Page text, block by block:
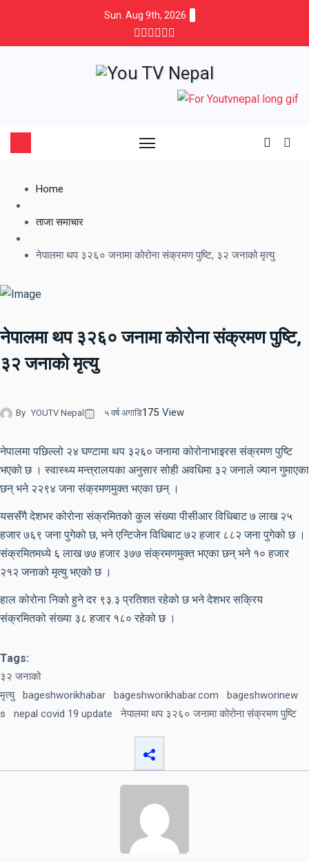
Sun. Aug 9th, 2026
Home
ताजा समाचार
नेपालमा थप ३२६० जनामा कोरोना संक्रमण पुष्टि, ३२ जनाको मृत्यु
नेपालमा थप ३२६० जनामा कोरोना संक्रमण पुष्टि,
३२ जनाको मृत्यु
By YOUTV Nepal ५ वर्ष अगाडि175 View
नेपालमा पछिल्लो २४ घण्टामा थप ३२६० जनामा कोरोनाभाइरस संक्रमण पुष्टि
भएको छ । स्वास्थ्य मन्त्रालयका अनुसार सोही अवधिमा ३२ जनाले ज्यान गुमाएका
छन् भने २२९४ जना संक्रमणमुक्त भएका छन् ।
यससँगै देशभर कोरोना संक्रमितको कुल संख्या पीसीआर विधिबाट ७ लाख २५
हजार ७६९ जना पुगेको छ, भने एन्टिजेन विधिबाट ७२ हजार ८८२ जना पुगेको छ ।
संक्रमितमध्ये ६ लाख ७७ हजार ३७७ संक्रमणमुक्त भएका छन् भने १० हजार
२१२ जनाको मृत्यु भएको छ ।
हाल कोरोना निको हुने दर ९३.३ प्रतिशत रहेको छ भने देशभर सक्रिय
संक्रमितको संख्या ३८ हजार १८० रहेको छ ।
Tags:
३२ जनाको
मृत्यु
bageshworikhabar bageshworikhabar.com
bageshworinew
s
nepal covid 19 update नेपालमा थप ३२६० जनामा कोरोना संक्रमण पुष्टि